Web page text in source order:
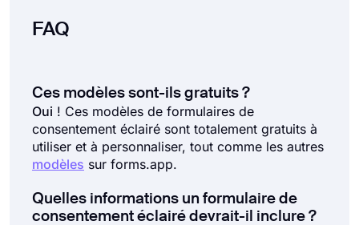
FAQ
Ces modèles sont-ils gratuits ?
Oui ! Ces modèles de formulaires de
consentement éclairé sont totalement gratuits à
utiliser et à personnaliser, tout comme les autres
modèles sur forms.app.
Quelles informations un formulaire de
consentement éclairé devrait-il inclure ?